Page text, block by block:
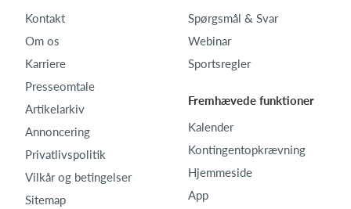
Kontakt
Om os
Karriere
Presseomtale
Artikelarkiv
Annoncering
Privatlivspolitik
Vilkår og betingelser
Sitemap
Spørgsmål & Svar
Webinar
Sportsregler
Fremhævede funktioner
Kalender
Kontingentopkrævning
Hjemmeside
App